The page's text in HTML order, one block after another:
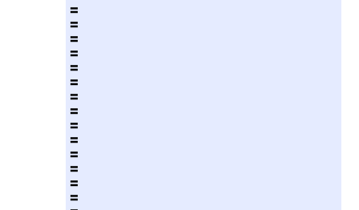
〓
〓
〓
〓
〓
〓
〓
〓
〓
〓
〓
〓
〓
〓